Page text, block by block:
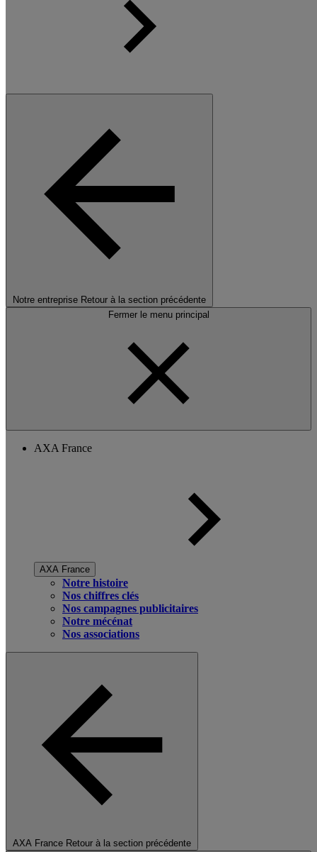
Notre entreprise Retour à la section précédente
Fermer le menu principal
AXA France
AXA France
Notre histoire
Nos chiffres clés
Nos campagnes publicitaires
Notre mécénat
Nos associations
AXA France Retour à la section précédente